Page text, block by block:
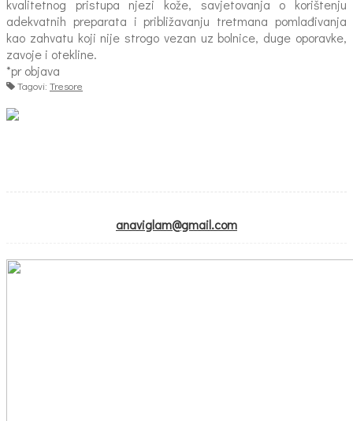
kvalitetnog pristupa njezi kože, savjetovanja o korištenju
adekvatnih preparata i približavanju tretmana pomlađivanja
kao zahvatu koji nije strogo vezan uz bolnice, duge oporavke,
zavoje i otekline.
*pr objava
Tagovi: Tresore
anaviglam@gmail.com